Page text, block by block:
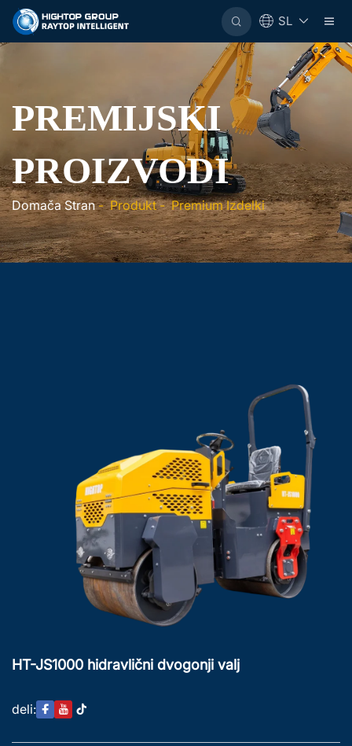
SL
PREMIJSKI
PROIZVODI
Domača Stran-Produkt-Premium Izdelki
HT-JS1000 hidravlični dvogonji valj
deli: